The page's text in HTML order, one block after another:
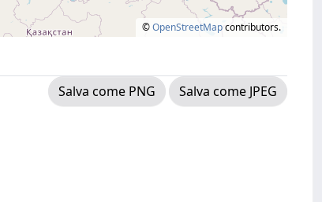
©OpenStreetMapcontributors.
Salva come PNG
Salva come JPEG